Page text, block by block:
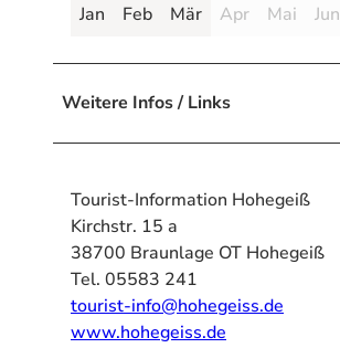
Jan Feb Mär Apr Mai Jun
Weitere Infos / Links
Tourist-Information Hohegeiß
Kirchstr. 15 a
38700 Braunlage OT Hohegeiß
Tel. 05583 241
tourist-info@hohegeiss.de
www.hohegeiss.de